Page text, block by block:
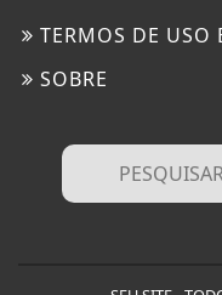
TERMOS DE USO
SOBRE